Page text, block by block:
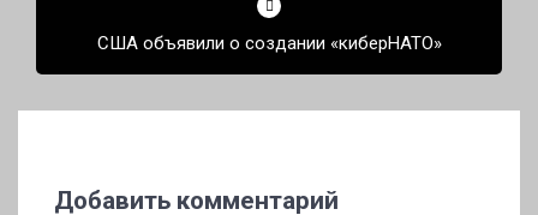
США объявили о создании «киберНАТО»
Добавить комментарий